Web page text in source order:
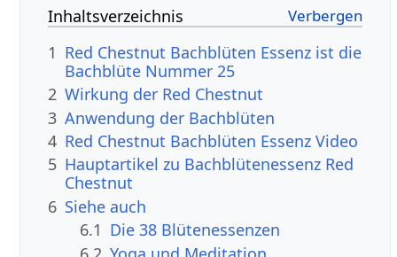
Inhaltsverzeichnis
1 Red Chestnut Bachblüten Essenz ist die
Bachblüte Nummer 25
2 Wirkung der Red Chestnut
3 Anwendung der Bachblüten
4 Red Chestnut Bachblüten Essenz Video
5 Hauptartikel zu Bachblütenessenz Red
Chestnut
6 Siehe auch
6.1 Die 38 Blütenessenzen